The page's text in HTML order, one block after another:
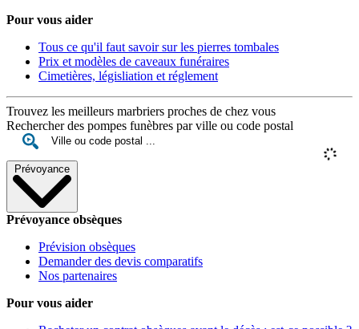
Pour vous aider
Tous ce qu'il faut savoir sur les pierres tombales
Prix et modèles de caveaux funéraires
Cimetières, législiation et réglement
Trouvez les meilleurs marbriers proches de chez vous
Rechercher des pompes funèbres par ville ou code postal
Prévoyance
Prévoyance obsèques
Prévision obsèques
Demander des devis comparatifs
Nos partenaires
Pour vous aider